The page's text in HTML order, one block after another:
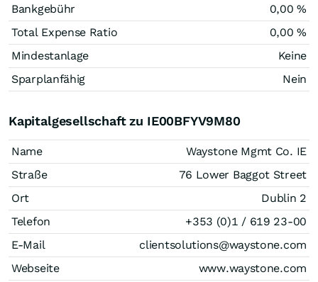
Bankgebühr
0,00 %
Total Expense Ratio
0,00 %
Mindestanlage
Keine
Sparplanfähig
Nein
Kapitalgesellschaft zu IE00BFYV9M80
Name
Waystone Mgmt Co. IE
Straße
76 Lower Baggot Street
Ort
Dublin 2
Telefon
+353 (0)1 / 619 23-00
E-Mail
clientsolutions@waystone.com
Webseite
www.waystone.com